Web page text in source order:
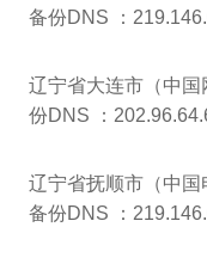
备份DNS ：
辽宁省大连市（中
份DNS ：
辽宁省抚顺市（中
备份DNS ：